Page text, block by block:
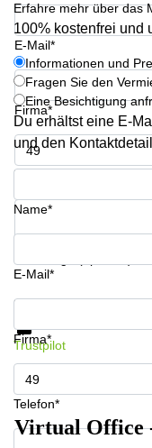
Coworking
Linz
E-Mail*
Firma*
Telefon*
Erfahre mehr über das
100% kostenfrei und
Informationen und
Fragen Sie den
Eine Besichtigung
Du erhältst eine E-
und den
Name*
E-Mail*
Firma*
Telefon*
Informationen und
Trustpilot
Virtual Office